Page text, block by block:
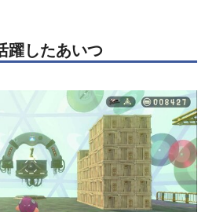
したあいつ